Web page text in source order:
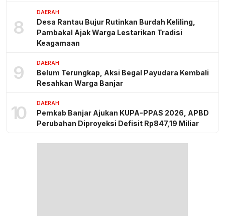
8
DAERAH
Desa Rantau Bujur Rutinkan Burdah Keliling,
Pambakal Ajak Warga Lestarikan Tradisi
Keagamaan
9 DAERAH
Belum Terungkap, Aksi Begal Payudara Kembali
Resahkan Warga Banjar
10 DAERAH
Pemkab Banjar Ajukan KUPA-PPAS 2026, APBD
Perubahan Diproyeksi Defisit Rp847,19 Miliar